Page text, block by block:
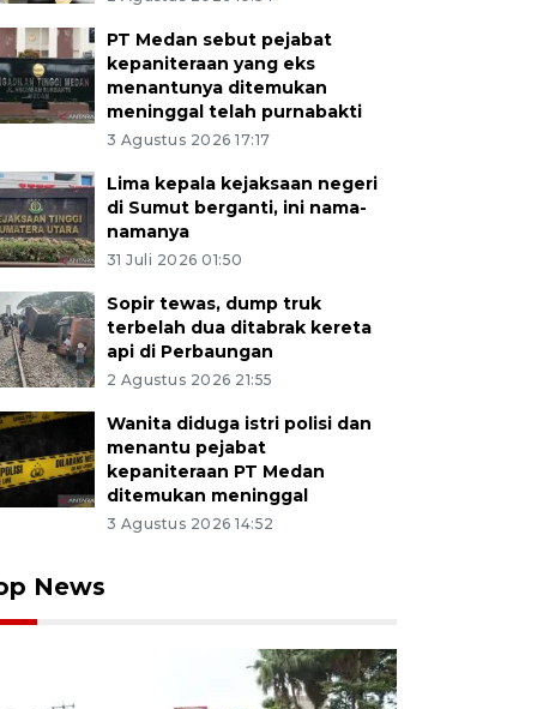
PT Medan sebut pejabat
kepaniteraan yang eks
menantunya ditemukan
meninggal telah purnabakti
3 Agustus 2026 17:17
Lima kepala kejaksaan negeri
di Sumut berganti, ini nama-
namanya
31 Juli 2026 01:50
Sopir tewas, dump truk
terbelah dua ditabrak kereta
api di Perbaungan
2 Agustus 2026 21:55
Wanita diduga istri polisi dan
menantu pejabat
kepaniteraan PT Medan
ditemukan meninggal
3 Agustus 2026 14:52
News